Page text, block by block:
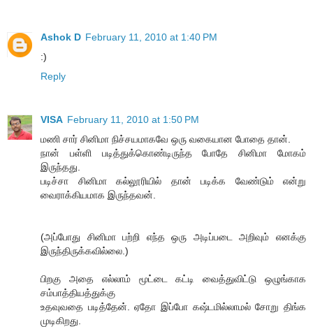
Ashok D February 11, 2010 at 1:40 PM
:)
Reply
VISA February 11, 2010 at 1:50 PM
மணி சார் சினிமா நிச்சயமாகவே ஒரு வகையான போதை தான்.
நான் பள்ளி படித்துக்கொண்டிருந்த போதே சினிமா மோகம்
இருந்தது.
படிச்சா சினிமா கல்லூரியில் தான் படிக்க வேண்டும் என்று
வைராக்கியமாக இருந்தவன்.
(அப்போது சினிமா பற்றி எந்த ஒரு அடிப்படை அறிவும் எனக்கு
இருந்திருக்கவில்லை.)
பிறகு அதை எல்லாம் மூட்டை கட்டி வைத்துவிட்டு ஒழுங்காக
சம்பாத்தியத்துக்கு
உதவுவதை படித்தேன். ஏதோ இப்போ கஷ்டமில்லாமல் சோறு திங்க
முடிகிறது.